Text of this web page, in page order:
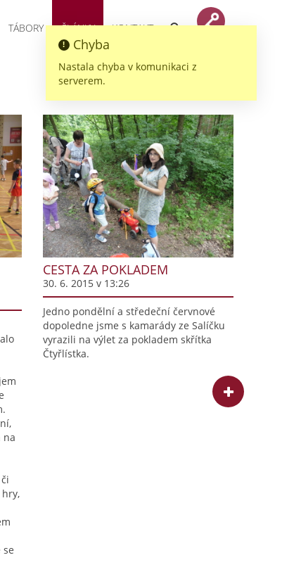
TÁBORY ČLÁNKY KONTAKT
na
CESTA ZA POKLADEM
30. 6. 2015 v 13:26
Jedno pondělní a středeční červnové
dopoledne jsme s kamarády ze Salíčku
vyrazili na výlet za pokladem skřítka
Čtyřlístka.
Chyba
Nastala chyba v komunikaci z
serverem.